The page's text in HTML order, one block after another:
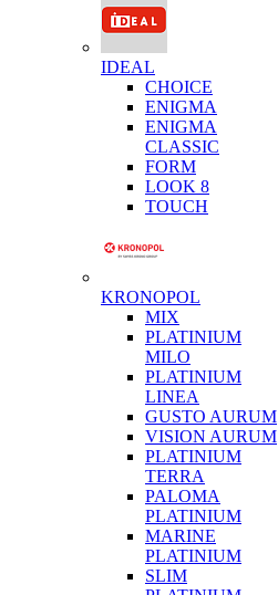
IDEAL
CHOICE
ENIGMA
ENIGMA
CLASSIC
FORM
LOOK 8
TOUCH
KRONOPOL
MIX
PLATINIUM
MILO
PLATINIUM
LINEA
GUSTO AURUM
VISION AURUM
PLATINIUM
TERRA
PALOMA
PLATINIUM
MARINE
PLATINIUM
SLIM